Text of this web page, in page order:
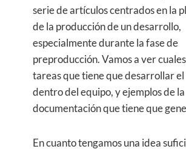
serie de artículos centrados en la
de la producción de un desarrollo,
especialmente durante la fase de
preproducción. Vamos a ver
tareas que tiene que desarrollar
dentro del equipo, y ejemplos de la
documentación que tiene que
En cuanto tengamos una idea